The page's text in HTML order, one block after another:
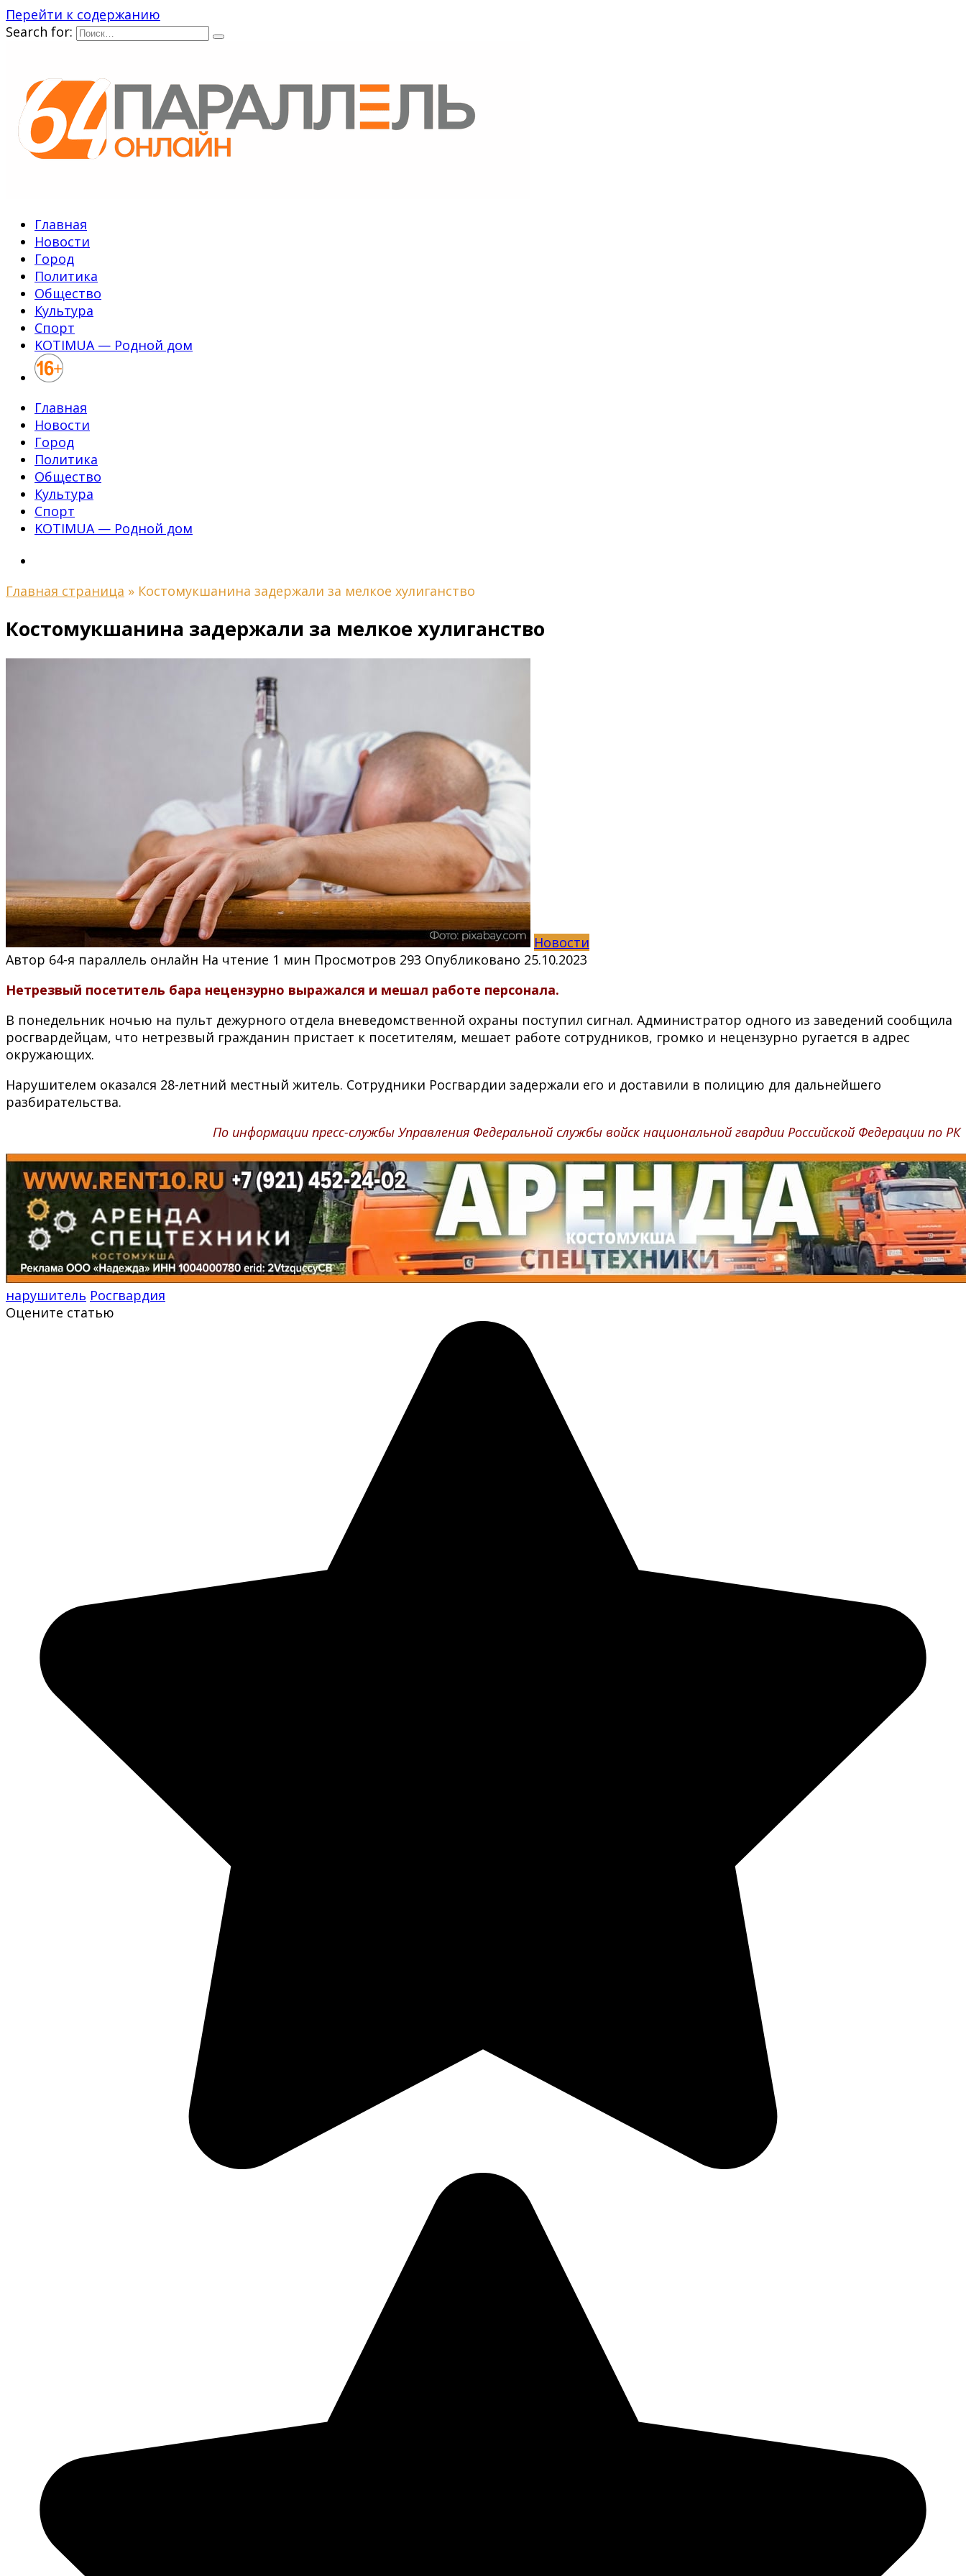
Перейти к содержанию
Search for:
Главная
Новости
Город
Политика
Общество
Культура
Спорт
KOTIMUA — Родной дом
Главная
Новости
Город
Политика
Общество
Культура
Спорт
KOTIMUA — Родной дом
Главная страница » Костомукшанина задержали за мелкое хулиганство
Костомукшанина задержали за мелкое хулиганство
Новости
Автор 64-я параллель онлайн На чтение 1 мин Просмотров 293 Опубликовано 25.10.2023
Нетрезвый посетитель бара нецензурно выражался и мешал работе персонала.
В понедельник ночью на пульт дежурного отдела вневедомственной охраны поступил сигнал. Администратор одного из заведений сообщила
росгвардейцам, что нетрезвый гражданин пристает к посетителям, мешает работе сотрудников, громко и нецензурно ругается в адрес
окружающих.
Нарушителем оказался 28-летний местный житель. Сотрудники Росгвардии задержали его и доставили в полицию для дальнейшего
разбирательства.
По информации пресс-службы Управления Федеральной службы войск национальной гвардии Российской Федерации по РК
нарушитель Росгвардия
Оцените статью